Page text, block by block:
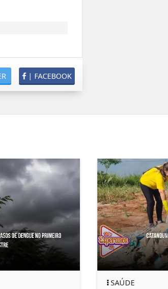
| FACEBOOK
SAÚDE